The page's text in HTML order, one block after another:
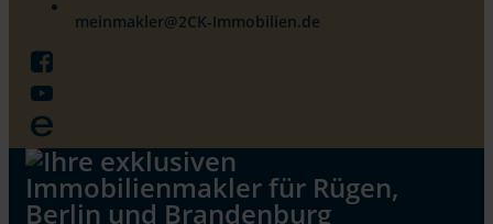
meinmakler@2CK-Immobilien.de